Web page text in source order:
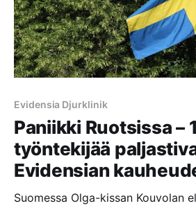
Evidensia Djurklinik
Paniikki Ruotsissa –
työntekijää
Evidensian
Suomessa Olga-kissan Kouvolan